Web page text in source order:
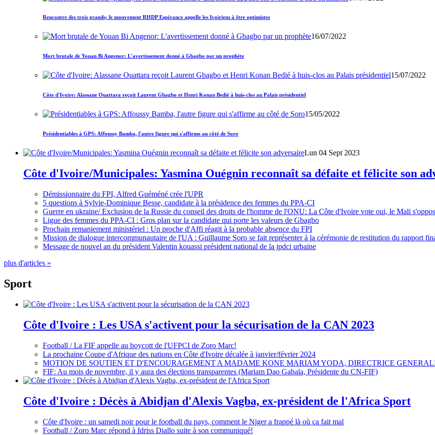
Rencontre des trois grands; le mouvement RHDP Espérance appelle les Ivoiriens à être optimistes
16/07/2022
Mort brutale de Youan Bi Angenor: L'avertissement donné à Gbagbo par un prophète
15/07/2022
Côte d'Ivoire: Alassane Ouattara reçoit Laurent Gbagbo et Henri Konan Bedié à huis-clos au Palais présidentiel
15/05/2022
Présidentiables à GPS: Affoussy Bamba, l'autre figure qui s'affirme au côté de Soro
Lun 04 Sept 2023
Côte d'Ivoire/Municipales: Yasmina Ouégnin reconnaît sa défaite et félicite son
Démissionnaire du FPI, Alfred Guéméné crée l'UPR
5 questions à Sylvie-Dominique Besse, candidate à la présidence des femmes du PPA-CI
Guerre en ukraine/ Exclusion de la Russie du conseil des droits de l'homme de l'ONU: La Côte d'Ivoire vote oui, le Mali
Ligue des femmes du PPA-CI : Gros plan sur la candidate qui porte les valeurs de Gbagbo
Prochain remaniement ministériel : Un proche d'Affi réagit à la probable absence du FPI
Mission de dialogue intercommunautaire de l'UA : Guillaume Soro se fait représenter à la cérémonie de restitution du rapport
Message de nouvel an du président Valentin kouassi président national de la jpdci urbaine
plus d'articles »
Sport
Côte d'Ivoire : Les USA s'activent pour la sécurisation de la CAN 2023
Football / La FIF appelle au boycott de l'UFPCI de Zoro Marc!
La prochaine Coupe d'Afrique des nations en Côte d'Ivoire décalée à janvier/février 2024
MOTION DE SOUTIEN ET D'ENCOURAGEMENT A MADAME KONE MARIAM YODA, DIRECTRICE
FIF: Au mois de novembre, il y aura des élections transparentes (Mariam Dao Gabala, Présidente du CN-FIF)
Côte d'Ivoire : Décès à Abidjan d'Alexis Vagba, ex-président de l'Africa Sport
Côte d'Ivoire : un samedi noir pour le football du pays, comment le Niger a frappé là où ça fait mal
Football / Zoro Marc répond à Idriss Diallo suite à son communiqué!